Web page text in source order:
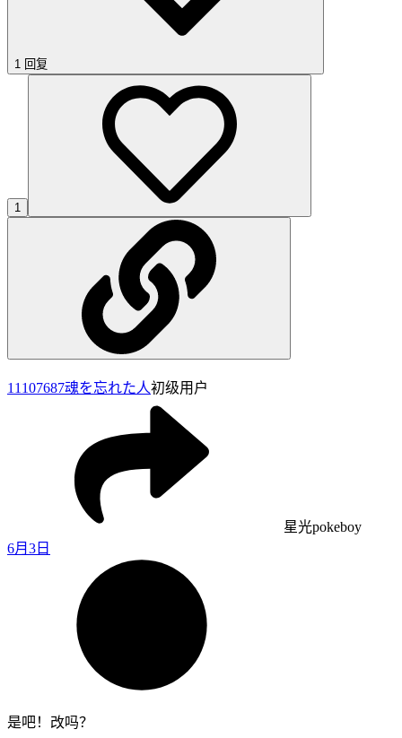
1 回复
1
11107687魂を忘れた人初级用户
星光pokeboy
6月3日
是吧！改吗？